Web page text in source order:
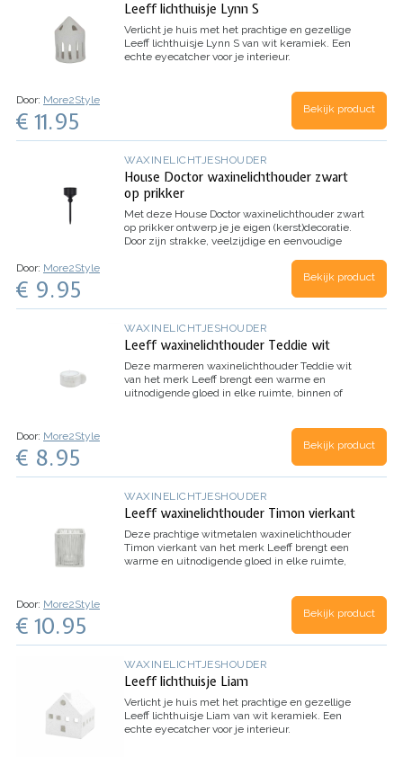
Leeff lichthuisje Lynn S
Verlicht je huis met het prachtige en gezellige
Leeff lichthuisje Lynn S van wit keramiek. Een
echte eyecatcher voor je interieur.
Door: More2Style
€ 11.95 Bekijk product
WAXINELICHTJESHOUDER
House Doctor waxinelichthouder zwart
op prikker
Met deze House Doctor waxinelichthouder zwart
op prikker ontwerp je je eigen (kerst)decoratie.
Door zijn strakke, veelzijdige en eenvoudige
past deze prikker voor waxinelichtjes bij elke
Door: More2Style
€ 9.95 Bekijk product
WAXINELICHTJESHOUDER
Leeff waxinelichthouder Teddie wit
Deze marmeren waxinelichthouder Teddie wit
van het merk Leeff brengt een warme en
uitnodigende gloed in elke ruimte, binnen of
Door: More2Style
€ 8.95 Bekijk product
WAXINELICHTJESHOUDER
Leeff waxinelichthouder Timon vierkant
Deze prachtige witmetalen waxinelichthouder
Timon vierkant van het merk Leeff brengt een
warme en uitnodigende gloed in elke ruimte,
Door: More2Style
€ 10.95 Bekijk product
WAXINELICHTJESHOUDER
Leeff lichthuisje Liam
Verlicht je huis met het prachtige en gezellige
Leeff lichthuisje Liam van wit keramiek. Een
echte eyecatcher voor je interieur.